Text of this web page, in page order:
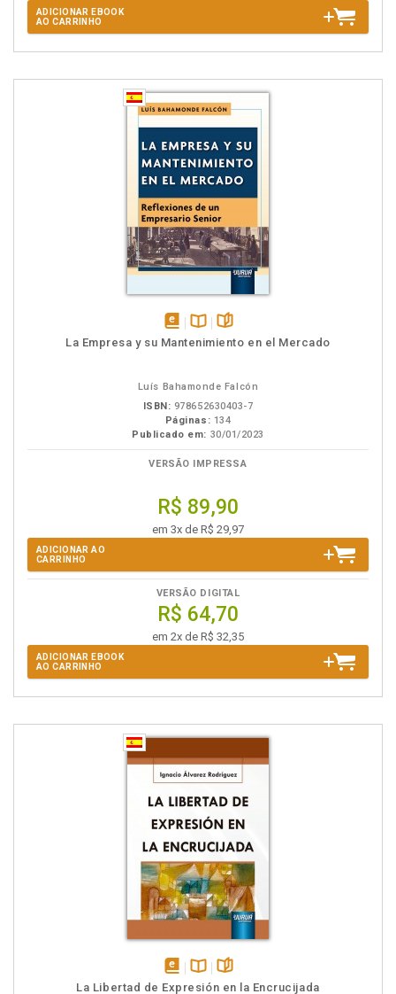
ADICIONAR EBOOK
AO CARRINHO
disponívelDisponível
páginas
La Empresa y su Mantenimiento en el Mercado
Luís Bahamonde Falcón
ISBN: 978652630403-7
Páginas: 134
Publicado em: 30/01/2023
VERSÃO IMPRESSA
R$ 89,90
em 3x de R$ 29,97
ADICIONAR AO
CARRINHO
VERSÃO DIGITAL
R$ 64,70
em 2x de R$ 32,35
ADICIONAR EBOOK
AO CARRINHO
disponívelDisponível
páginas
La Libertad de Expresión en la Encrucijada